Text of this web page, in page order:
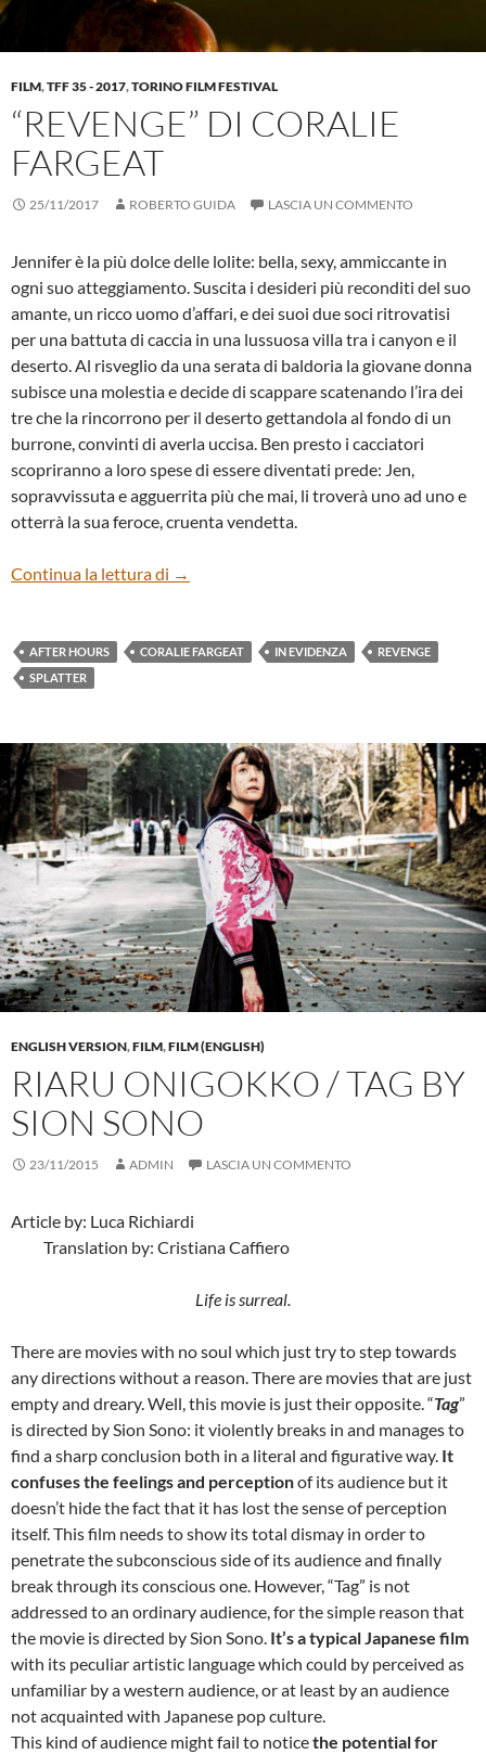
FILM,TFF 35 - 2017,TORINO FILM FESTIVAL
“REVENGE” DI CORALIE
FARGEAT
25/11/2017 ROBERTO GUIDA LASCIA UN COMMENTO
Jennifer è la più dolce delle lolite: bella, sexy, ammiccante in
ogni suo atteggiamento. Suscita i desideri più reconditi del suo
amante, un ricco uomo d’affari, e dei suoi due soci ritrovatisi
per una battuta di caccia in una lussuosa villa tra i canyon e il
deserto. Al risveglio da una serata di baldoria la giovane donna
subisce una molestia e decide di scappare scatenando l’ira dei
tre che la rincorrono per il deserto gettandola al fondo di un
burrone, convinti di averla uccisa. Ben presto i cacciatori
scopriranno a loro spese di essere diventati prede: Jen,
sopravvissuta e agguerrita più che mai, li troverà uno ad uno e
otterrà la sua feroce, cruenta vendetta.
Continua la lettura di “REVENGE” di CORALIE FARGEAT
→
AFTER HOURS CORALIE FARGEAT IN EVIDENZA
REVENGE
SPLATTER
ENGLISH VERSION,FILM,FILM (ENGLISH)
RIARU ONIGOKKO / TAG BY
SION SONO
23/11/2015 ADMIN LASCIA UN COMMENTO
Article by: Luca Richiardi
Translation by: Cristiana Caffiero
Life is surreal.
There are movies with no soul which just try to step towards
any directions without a reason. There are movies that are just
empty and dreary. Well, this movie is just their opposite. “Tag”
is directed by Sion Sono: it violently breaks in and manages to
find a sharp conclusion both in a literal and figurative way. It
confuses the feelings and perceptionof its audience but it
doesn’t hide the fact that it has lost the sense of perception
itself. This film needs to show its total dismay in order to
penetrate the subconscious side of its audience and finally
break through its conscious one. However, “Tag” is not
addressed to an ordinary audience, for the simple reason that
the movie is directed by Sion Sono. It’s a typical Japanese film
with its peculiar artistic language which could by perceived as
unfamiliar by a western audience, or at least by an audience
not acquainted with Japanese pop culture.
This kind of audience might fail to noticethe potential for